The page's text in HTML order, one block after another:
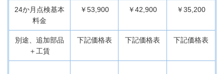
24か月点検基本
料金
￥53,900 ￥42,900 ￥35,200
別途、追加部品
＋工賃
下記価格表 下記価格表 下記価格表